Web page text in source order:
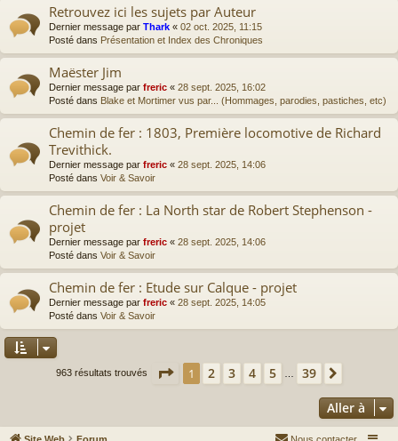
Retrouvez ici les sujets par Auteur
Dernier message par Thark « 02 oct. 2025, 11:15
Posté dans Présentation et Index des Chroniques
Maëster Jim
Dernier message par freric « 28 sept. 2025, 16:02
Posté dans Blake et Mortimer vus par... (Hommages, parodies, pastiches, etc)
Chemin de fer : 1803, Première locomotive de Richard
Trevithick.
Dernier message par freric « 28 sept. 2025, 14:06
Posté dans Voir & Savoir
Chemin de fer : La North star de Robert Stephenson -
projet
Dernier message par freric « 28 sept. 2025, 14:06
Posté dans Voir & Savoir
Chemin de fer : Etude sur Calque - projet
Dernier message par freric « 28 sept. 2025, 14:05
Posté dans Voir & Savoir
963 résultats trouvés Page 1 sur 39
1 2 3 4 5 39
Aller à